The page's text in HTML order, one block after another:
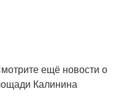
ещё новости о
Калинина